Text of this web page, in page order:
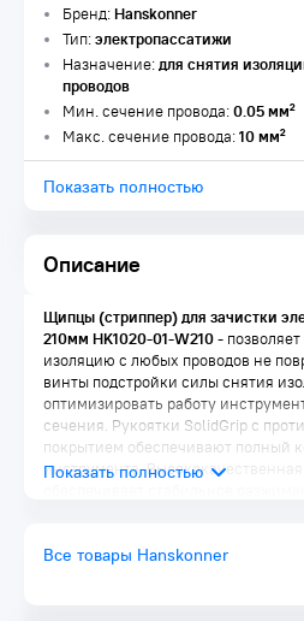
Описание
Бренд:Hanskonner
Тип:электропассатижи
Назначение:для снятия
проводов
Мин. сечение провода:0.05 мм²
Макс. сечение провода:10 мм²
Показать полностью
Щипцы (стриппер) для зачистки
210мм HK1020-01-W210-
изоляцию с любых проводов не
винты подстройки силы снятия
оптимизировать работу
сечения. Рукоятки SolidGrip c
покрытием обеспечивают полный
инструмента. Высококачественная
Все товары Hanskonner